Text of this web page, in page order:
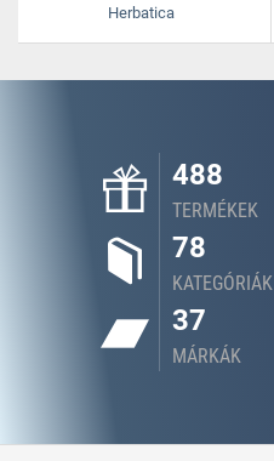
Herbatica
488
TERMÉKEK
78
KATEGÓRIÁK
37
MÁRKÁK